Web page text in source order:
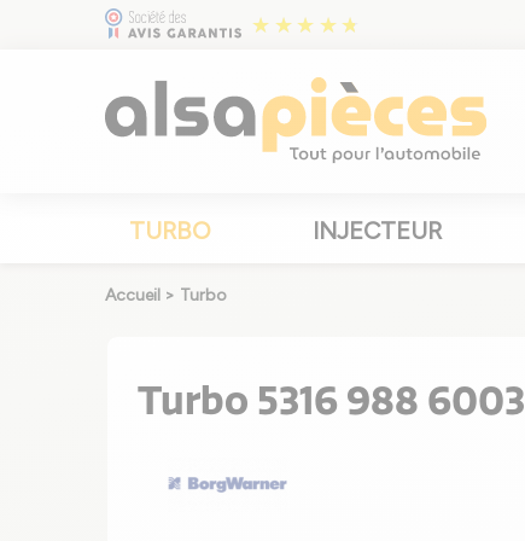
TURBO INJECTEUR
Accueil > Turbo
Turbo 5316 988 6003